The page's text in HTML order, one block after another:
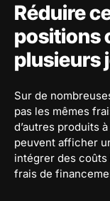
Réduire
positions
plusieurs
Sur de
pas les mêmes
d’autres produits
peuvent afficher
intégrer des
frais de